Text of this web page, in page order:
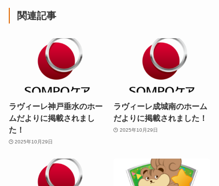
関連記事
ラヴィーレ神戸垂水のホー
ムだよりに掲載されまし
た！
2025年10月29日
ラヴィーレ成城南のホーム
だよりに掲載されました！
2025年10月29日